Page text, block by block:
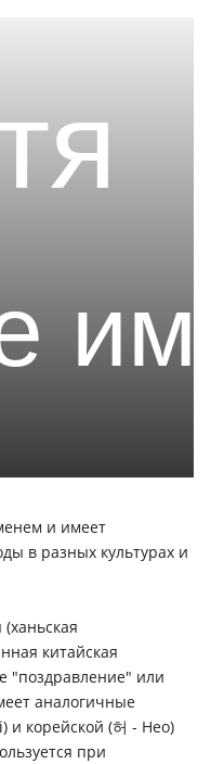
и имеет
в разных культурах и
китайская
"поздравление" или
аналогичные
и корейской (허 - Heo)
при